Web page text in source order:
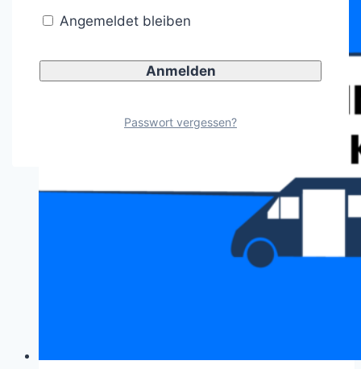
Wann
Angemeldet bleiben
Passwort vergessen?